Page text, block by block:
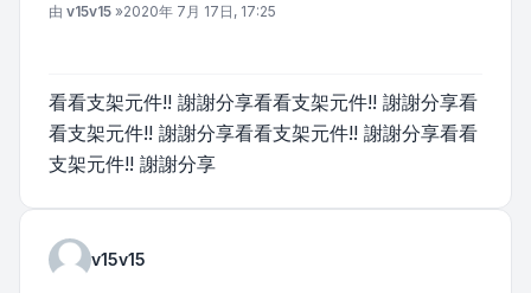
文章
由 v15v15 »2020年 7月 17日, 17:25
看看支架元件!! 謝謝分享看看支架元件!! 謝謝分享看
看支架元件!! 謝謝分享看看支架元件!! 謝謝分享看看
支架元件!! 謝謝分享
v15v15